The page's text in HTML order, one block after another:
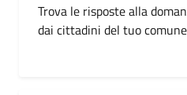
Trova le risposte alla
dai cittadini del tuo comune